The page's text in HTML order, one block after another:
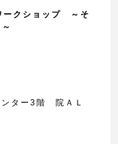
ークショップ ～そ
ンター3階 院ＡＬ